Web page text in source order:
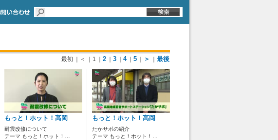
最初 ｜＜ ｜1 2 3 4 5 ＞ 最後
もっと！ホット！高岡
耐震改修について
テーマ もっと！ホット！…
もっと！ホット！高岡
たかサポの紹介
テーマ もっと！ホット！…